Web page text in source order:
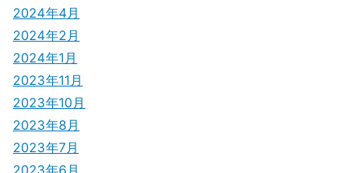
2024年4月
2024年2月
2024年1月
2023年11月
2023年10月
2023年8月
2023年7月